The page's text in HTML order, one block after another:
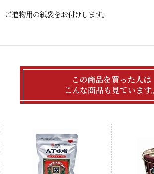
ご進物用の紙袋をお付けします。
この商品を買った人は
こんな商品も見ています。